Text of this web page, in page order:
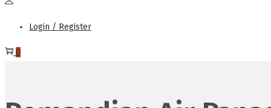
Login / Register
0